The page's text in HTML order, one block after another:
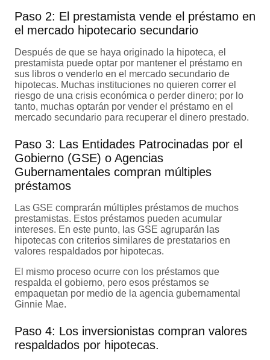
Paso 2: El prestamista vende el préstamo en
el mercado hipotecario secundario
Después de que se haya originado la hipoteca, el
prestamista puede optar por mantener el préstamo en
sus libros o venderlo en el mercado secundario de
hipotecas. Muchas instituciones no quieren correr el
riesgo de una crisis económica o perder dinero; por lo
tanto, muchas optarán por vender el préstamo en el
mercado secundario para recuperar el dinero prestado.
Paso 3: Las Entidades Patrocinadas por el
Gobierno (GSE) o Agencias
Gubernamentales compran múltiples
préstamos
Las GSE comprarán múltiples préstamos de muchos
prestamistas. Estos préstamos pueden acumular
intereses. En este punto, las GSE agruparán las
hipotecas con criterios similares de prestatarios en
valores respaldados por hipotecas.
El mismo proceso ocurre con los préstamos que
respalda el gobierno, pero esos préstamos se
empaquetan por medio de la agencia gubernamental
Ginnie Mae.
Paso 4: Los inversionistas compran valores
respaldados por hipotecas.